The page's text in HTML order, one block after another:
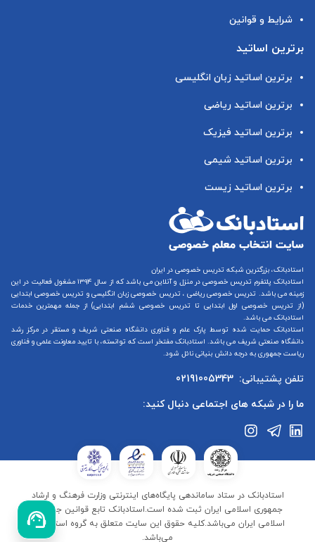
شرایط و قوانین
برترین اساتید
برترین اساتید زبان انگلیسی
برترین اساتید ریاضی
برترین اساتید فیزیک
برترین اساتید شیمی
برترین اساتید زیست
استادبانک، بزرگترین شبکه تدریس خصوصی در ایران
استادبانک پلتفرم تدریس خصوصی در منزل و آنلاین
می باشد که از سال ۱۳۹۴ مشغول فعالیت در این
زمینه می باشد. تدریس خصوصی ریاضی ، تدریس خصوصی زبان انگلیسیو تدریس خصوصی ابتدایی
(از تدریس خصوصی اول ابتدایی تا تدریس خصوصی ششم ابتدایی) از جمله مهمترین خدمات
استادبانک می باشد.
استادبانک حمایت شده توسط پارک علم و فناوری دانشگاه صنعتی شریف و مستقر در مرکز رشد
دانشگاه صنعتی شریف می باشد. استادبانک مفتخر است که توانسته، با تایید معاونت علمی و فناوری
ریاست جمهوری به درجه دانش بنیانی نائل شود.
تلفن پشتیبانی: 02191005343
ما را در شبکه های اجتماعی دنبال کنید:
استادبانک در ستاد ساماندهی پایگاه‌های اینترنتی وزارت فرهنگ و ارشاد
جمهوری اسلامی ایران ثبت شده است.استادبانک تابع قوانین جمهوری
اسلامی ایران می‌باشد.کلیه حقوق این سایت متعلق به گروه استادبانک
می‌باشد.